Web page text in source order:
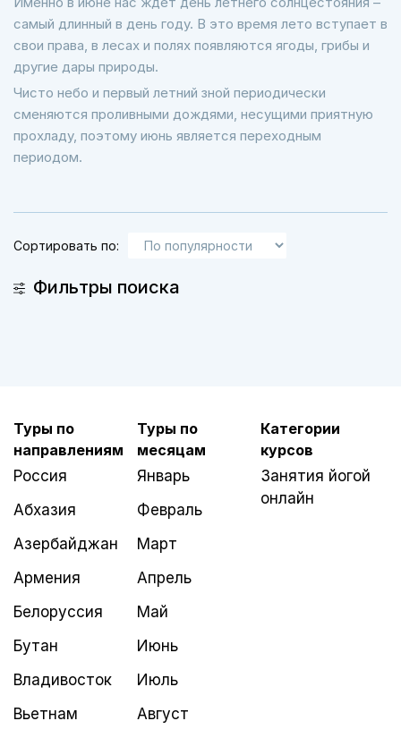
самый длинный в день году. В это время лето вступает в
свои права, в лесах и полях появляются ягоды, грибы и
другие дары природы.
Чисто небо и первый летний зной периодически
сменяются проливными дождями, несущими приятную
прохладу, поэтому июнь является переходным
периодом.
Сортировать по:
Фильтры поиска
Туры по
направлениям
Россия
Абхазия
Азербайджан
Армения
Белоруссия
Бутан
Владивосток
Вьетнам
Туры по
месяцам
Январь
Февраль
Март
Апрель
Май
Июнь
Июль
Август
Категории
курсов
Занятия йогой
онлайн